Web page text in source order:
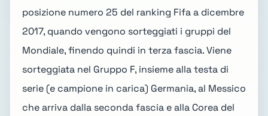
posizione numero 25 del ranking Fifa a dicembre
2017, quando vengono sorteggiati i gruppi del
Mondiale, finendo quindi in terza fascia. Viene
sorteggiata nel Gruppo F, insieme alla testa di
serie (e campione in carica) Germania, al Messico
che arriva dalla seconda fascia e alla Corea del